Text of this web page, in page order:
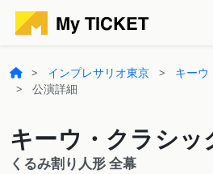
インプレサリオ東京
キーウ
公演詳細
キーウ・クラシッ
くるみ割り人形 全幕